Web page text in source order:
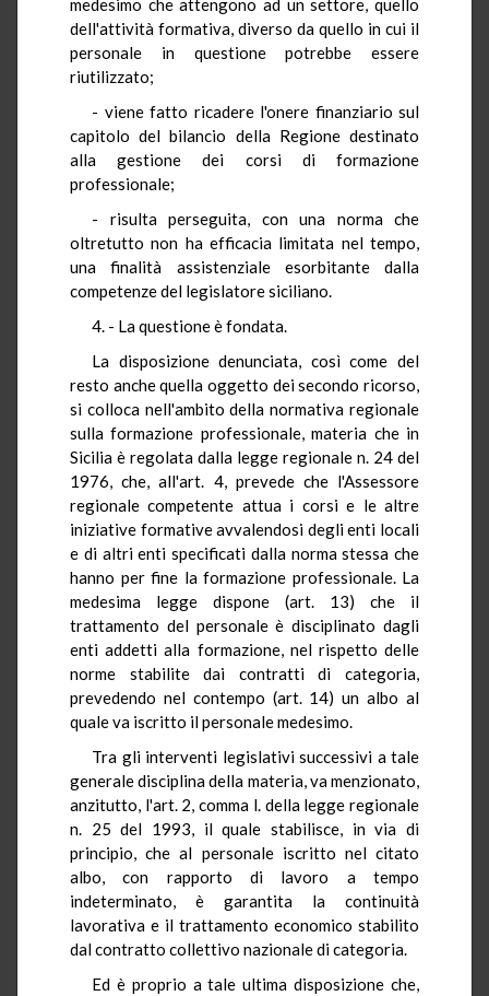
medesimo che attengono ad un settore, quello
dell'attività formativa, diverso da quello in cui il
personale in questione potrebbe essere
riutilizzato;
- viene fatto ricadere l'onere finanziario sul
capitolo del bilancio della Regione destinato
alla gestione dei corsi di formazione
professionale;
- risulta perseguita, con una norma che
oltretutto non ha efficacia limitata nel tempo,
una finalità assistenziale esorbitante dalla
competenze del legislatore siciliano.
4. - La questione è fondata.
La disposizione denunciata, così come del
resto anche quella oggetto dei secondo ricorso,
si colloca nell'ambito della normativa regionale
sulla formazione professionale, materia che in
Sicilia è regolata dalla legge regionale n. 24 del
1976, che, all'art. 4, prevede che l'Assessore
regionale competente attua i corsi e le altre
iniziative formative avvalendosi degli enti locali
e di altri enti specificati dalla norma stessa che
hanno per fine la formazione professionale. La
medesima legge dispone (art. 13) che il
trattamento del personale è disciplinato dagli
enti addetti alla formazione, nel rispetto delle
norme stabilite dai contratti di categoria,
prevedendo nel contempo (art. 14) un albo al
quale va iscritto il personale medesimo.
Tra gli interventi legislativi successivi a tale
generale disciplina della materia, va menzionato,
anzitutto, l'art. 2, comma l. della legge regionale
n. 25 del 1993, il quale stabilisce, in via di
principio, che al personale iscritto nel citato
albo, con rapporto di lavoro a tempo
indeterminato, è garantita la continuità
lavorativa e il trattamento economico stabilito
dal contratto collettivo nazionale di categoria.
Ed è proprio a tale ultima disposizione che,